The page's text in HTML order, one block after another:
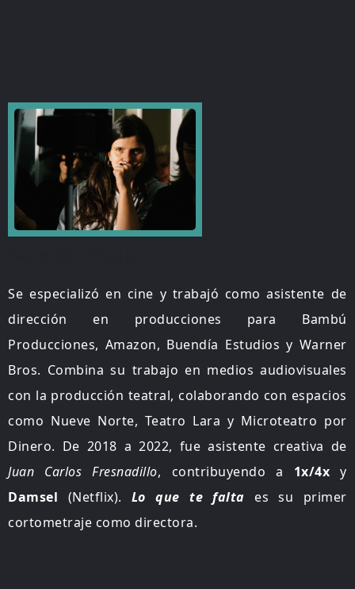
Se especializó en cine y trabajó como asistente de
dirección en producciones para Bambú
Producciones, Amazon, Buendía Estudios y Warner
Bros. Combina su trabajo en medios audiovisuales
con la producción teatral, colaborando con espacios
como Nueve Norte, Teatro Lara y Microteatro por
Dinero. De 2018 a 2022, fue asistente creativa de
Juan Carlos Fresnadillo, contribuyendo a 1x/4x y
Damsel (Netflix). Lo que te falta es su primer
cortometraje como directora.